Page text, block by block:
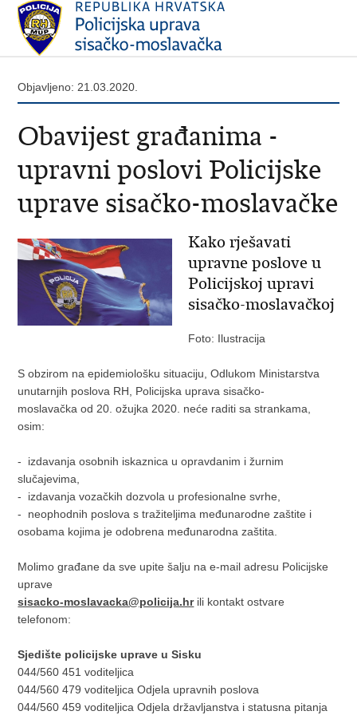
Objavljeno: 21.03.2020.
Obavijest građanima -
upravni poslovi Policijske
uprave sisačko-moslavačke
Kako rješavati
upravne poslove u
Policijskoj upravi
sisačko-moslavačkoj
Foto: Ilustracija
S obzirom na epidemiološku situaciju, Odlukom Ministarstva
unutarnjih poslova RH, Policijska uprava sisačko-
moslavačka od 20. ožujka 2020. neće raditi sa strankama,
osim:
- izdavanja osobnih iskaznica u opravdanim i žurnim
slučajevima,
- izdavanja vozačkih dozvola u profesionalne svrhe,
- neophodnih poslova s tražiteljima međunarodne zaštite i
osobama kojima je odobrena međunarodna zaštita.
Molimo građane da sve upite šalju na e-mail adresu Policijske
uprave
sisacko-moslavacka@policija.hrili kontakt ostvare
telefonom:
Sjedište policijske uprave u Sisku
044/560 451 voditeljica
044/560 479 voditeljica Odjela upravnih poslova
044/560 459 voditeljica Odjela državljanstva i statusna pitanja